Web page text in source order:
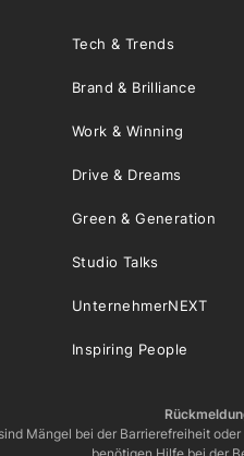
Tech & Trends
Brand & Brilliance
Work & Winning
Drive & Dreams
Green & Generation
Studio Talks
UnternehmerNEXT
Inspiring People
Mängel bei der Barrierefreiheit